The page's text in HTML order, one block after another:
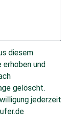
diesem
erhoben und
gelöscht.
jederzeit